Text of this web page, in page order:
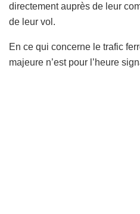
directement auprès de leur
de leur vol.
En ce qui concerne le trafic
majeure n’est pour l’heure